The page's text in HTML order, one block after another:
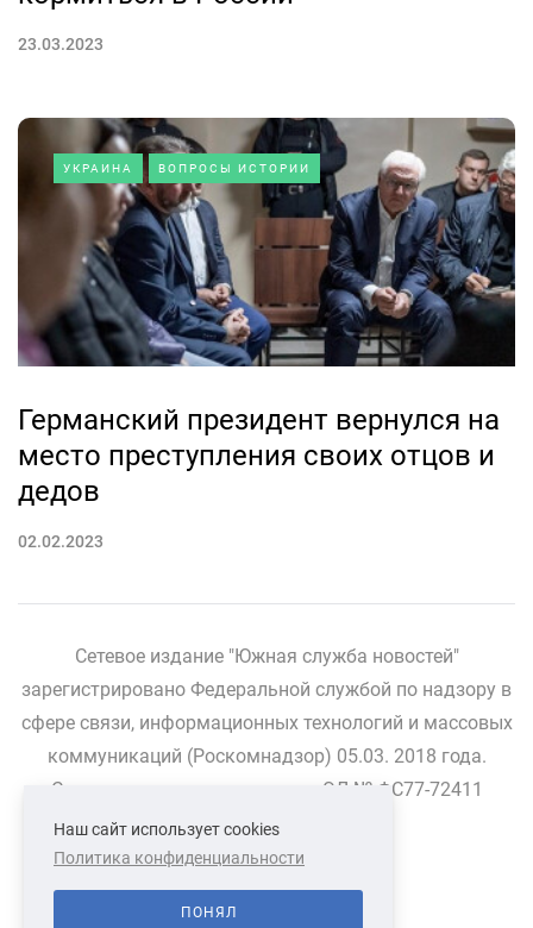
23.03.2023
УКРАИНА ВОПРОСЫ ИСТОРИИ
Германский президент вернулся на
место преступления своих отцов и
дедов
02.02.2023
Сетевое издание "Южная служба новостей"
зарегистрировано Федеральной службой по надзору в
сфере связи, информационных технологий и массовых
коммуникаций (Роскомнадзор) 05.03. 2018 года.
Свидетельство о регистрации ЭЛ № ФС77-72411
СВЯЗАТЬСЯ С НАМИ
Наш сайт использует cookies
Политика конфиденциальности
ПОНЯЛ